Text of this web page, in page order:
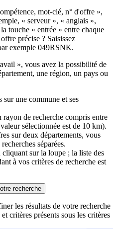
mot-clé, n° d'offre »,
« serveur », « anglais »,
touche « entrée » entre chaque
précise ? Saisissez
exemple 049RSNK.
», vous avez la possibilité de
une région, un pays ou
sur une commune et ses
de recherche compris entre
sélectionnée est de 10 km).
sur deux départements, vous
séparées.
sur la loupe ; la liste des
à vos critères de recherche est
recherche
les résultats de votre recherche
critères présents sous les critères